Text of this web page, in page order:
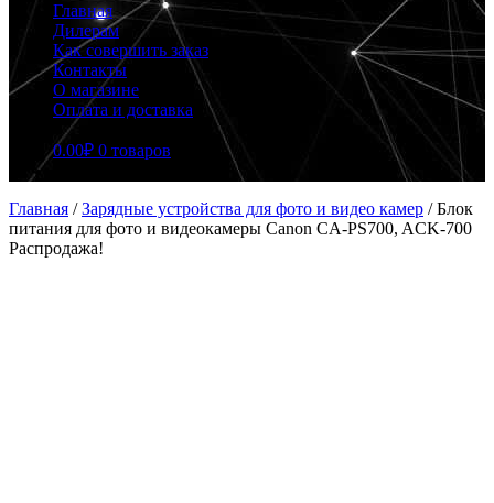
Главная
Дилерам
Как совершить заказ
Контакты
О магазине
Оплата и доставка
0.00₽ 0 товаров
Главная /Зарядные устройства для фото и видео камер /Блок
питания для фото и видеокамеры Canon CA-PS700, ACK-700
Распродажа!